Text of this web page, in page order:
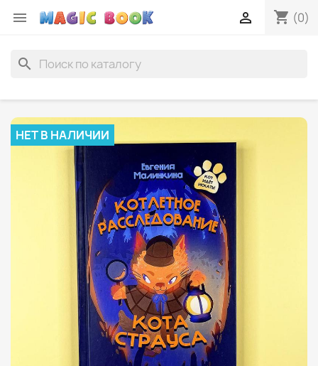
 shopping_cart (0)

search
НЕТ В НАЛИЧИИ